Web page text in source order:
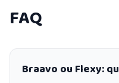
FAQ
Braavo ou Flexy: